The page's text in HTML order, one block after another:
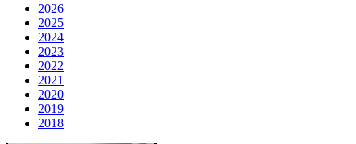
2026
2025
2024
2023
2022
2021
2020
2019
2018